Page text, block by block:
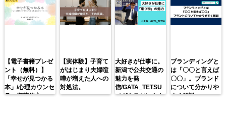
【電子書籍プレゼ
ント（無料）】
「幸せが見つかる
本」/心理カウンセ
ラー衛藤信之
【実体験】子育て
がはじまり夫婦喧
嘩が増えた人への
対処法。
大好きが仕事に。
新潟で公共交通の
魅力を発
信/GATA_TETSU
（ガタテツ）さん
ブランディングと
は「〇〇と言えば
〇〇」。ブランド
について分かりや
すく解説。